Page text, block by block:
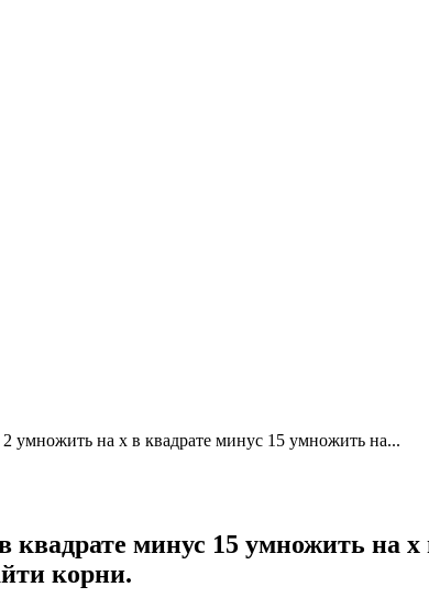
умножить на x в квадрате минус 15 умножить на...
квадрате минус 15 умножить на
корни.